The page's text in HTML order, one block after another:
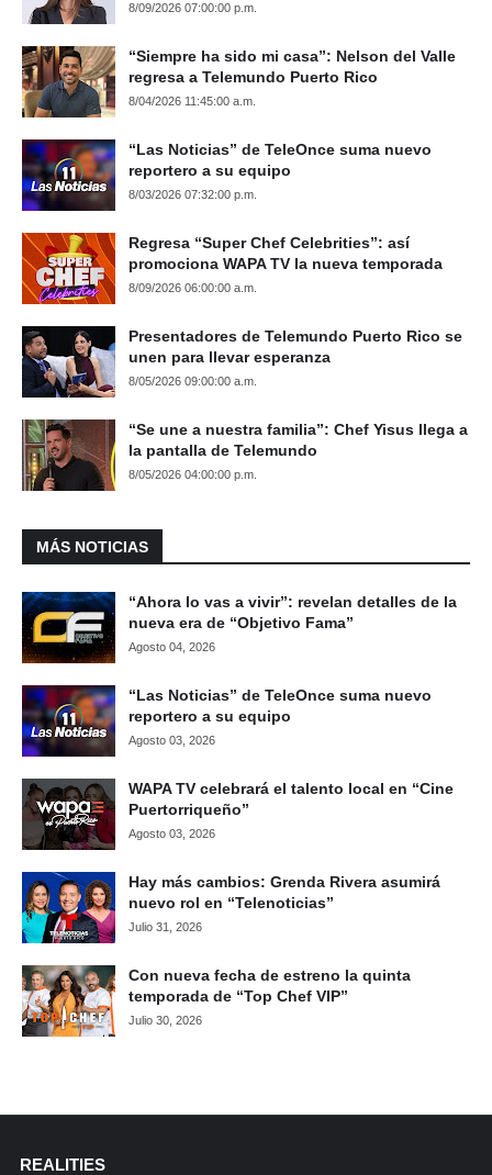
8/09/2026 07:00:00 p.m.
“Siempre ha sido mi casa”: Nelson del Valle
regresa a Telemundo Puerto Rico
8/04/2026 11:45:00 a.m.
“Las Noticias” de TeleOnce suma nuevo
reportero a su equipo
8/03/2026 07:32:00 p.m.
Regresa “Super Chef Celebrities”: así
promociona WAPA TV la nueva temporada
8/09/2026 06:00:00 a.m.
Presentadores de Telemundo Puerto Rico se
unen para llevar esperanza
8/05/2026 09:00:00 a.m.
“Se une a nuestra familia”: Chef Yisus llega a
la pantalla de Telemundo
8/05/2026 04:00:00 p.m.
MÁS NOTICIAS
“Ahora lo vas a vivir”: revelan detalles de la
nueva era de “Objetivo Fama”
Agosto 04, 2026
“Las Noticias” de TeleOnce suma nuevo
reportero a su equipo
Agosto 03, 2026
WAPA TV celebrará el talento local en “Cine
Puertorriqueño”
Agosto 03, 2026
Hay más cambios: Grenda Rivera asumirá
nuevo rol en “Telenoticias”
Julio 31, 2026
Con nueva fecha de estreno la quinta
temporada de “Top Chef VIP”
Julio 30, 2026
REALITIES